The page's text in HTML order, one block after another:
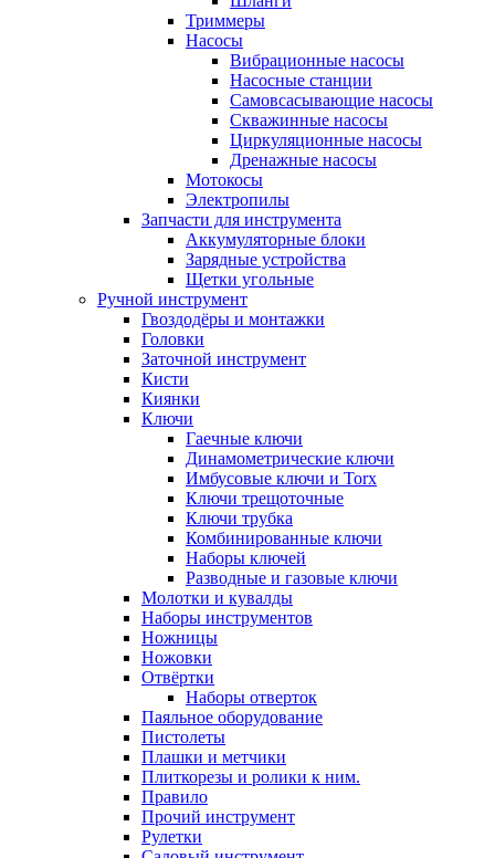
Триммеры
Насосы
Вибрационные насосы
Насосные станции
Самовсасывающие насосы
Скважинные насосы
Циркуляционные насосы
Дренажные насосы
Мотокосы
Электропилы
Запчасти для инструмента
Аккумуляторные блоки
Зарядные устройства
Щетки угольные
Ручной инструмент
Гвоздодёры и монтажки
Головки
Заточной инструмент
Кисти
Киянки
Ключи
Гаечные ключи
Динамометрические ключи
Имбусовые ключи и Torx
Ключи трещоточные
Ключи трубка
Комбинированные ключи
Наборы ключей
Разводные и газовые ключи
Молотки и кувалды
Наборы инструментов
Ножницы
Ножовки
Отвёртки
Наборы отверток
Паяльное оборудование
Пистолеты
Плашки и метчики
Плиткорезы и ролики к ним.
Правило
Прочий инструмент
Рулетки